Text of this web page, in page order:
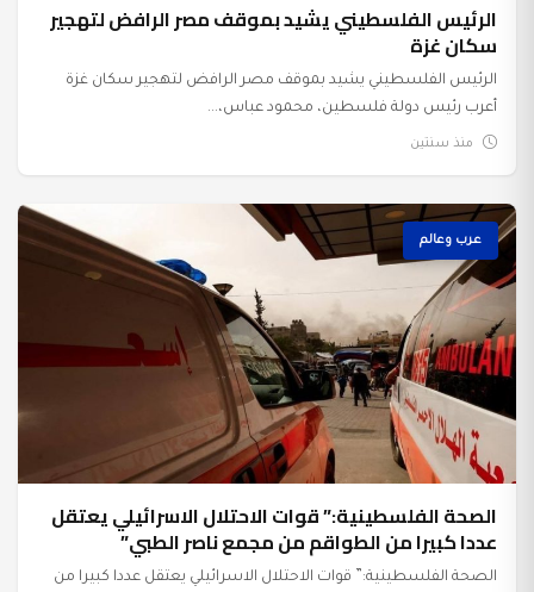
الرئيس الفلسطيني يشيد بموقف مصر الرافض لتهجير
سكان غزة
الرئيس الفلسطيني يشيد بموقف مصر الرافض لتهجير سكان غزة
أعرب رئيس دولة فلسطين، محمود عباس،...
منذ سنتين
عرب وعالم
الصحة الفلسطينية:” قوات الاحتلال الاسرائيلي يعتقل
عددا كبيرا من الطواقم من مجمع ناصر الطبي”
الصحة الفلسطينية:” قوات الاحتلال الاسرائيلي يعتقل عددا كبيرا من